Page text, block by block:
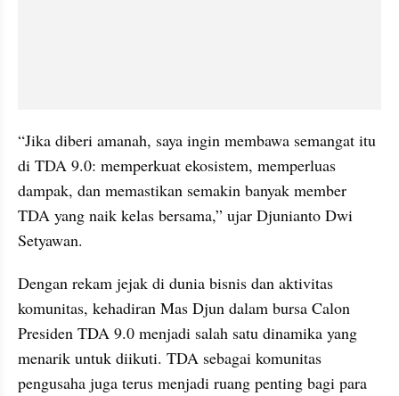
“Jika diberi amanah, saya ingin membawa semangat itu
di TDA 9.0: memperkuat ekosistem, memperluas
dampak, dan memastikan semakin banyak member
TDA yang naik kelas bersama,” ujar Djunianto Dwi
Setyawan.
Dengan rekam jejak di dunia bisnis dan aktivitas
komunitas, kehadiran Mas Djun dalam bursa Calon
Presiden TDA 9.0 menjadi salah satu dinamika yang
menarik untuk diikuti. TDA sebagai komunitas
pengusaha juga terus menjadi ruang penting bagi para